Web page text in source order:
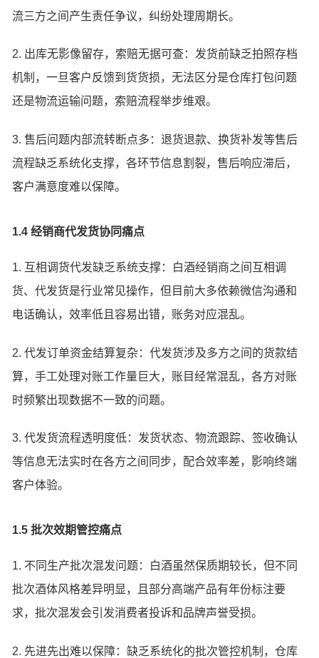
流三方之间产生责任争议，纠纷处理周期长。
2. 出库无影像留存，索赔无据可查：发货前缺乏拍照存档
机制，一旦客户反馈到货货损，无法区分是仓库打包问题
还是物流运输问题，索赔流程举步维艰。
3. 售后问题内部流转断点多：退货退款、换货补发等售后
流程缺乏系统化支撑，各环节信息割裂，售后响应滞后，
客户满意度难以保障。
1.4 经销商代发货协同痛点
1. 互相调货代发缺乏系统支撑：白酒经销商之间互相调
货、代发货是行业常见操作，但目前大多依赖微信沟通和
电话确认，效率低且容易出错，账务对应混乱。
2. 代发订单资金结算复杂：代发货涉及多方之间的货款结
算，手工处理对账工作量巨大，账目经常混乱，各方对账
时频繁出现数据不一致的问题。
3. 代发货流程透明度低：发货状态、物流跟踪、签收确认
等信息无法实时在各方之间同步，配合效率差，影响终端
客户体验。
1.5 批次效期管控痛点
1. 不同生产批次混发问题：白酒虽然保质期较长，但不同
批次酒体风格差异明显，且部分高端产品有年份标注要
求，批次混发会引发消费者投诉和品牌声誉受损。
2. 先进先出难以保障：缺乏系统化的批次管控机制，仓库